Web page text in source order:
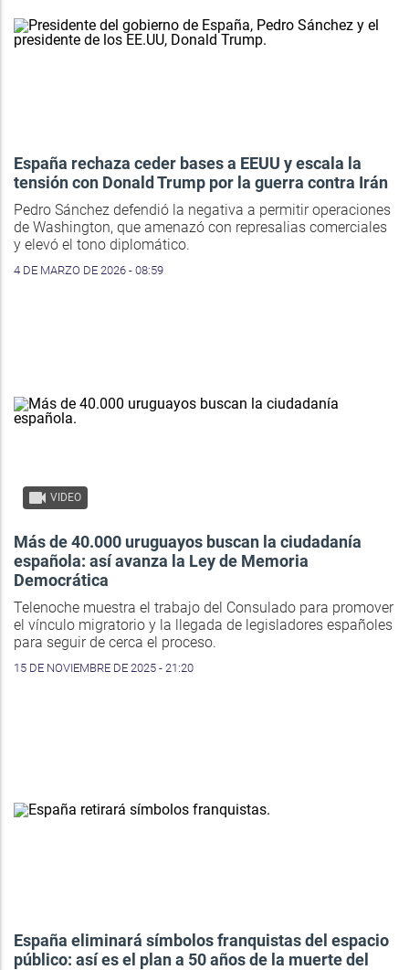
España rechaza ceder bases a EEUU y escala la
tensión con Donald Trump por la guerra contra Irán
Pedro Sánchez defendió la negativa a permitir operaciones
de Washington, que amenazó con represalias comerciales
y elevó el tono diplomático.
4 DE MARZO DE 2026 - 08:59
VIDEO
Más de 40.000 uruguayos buscan la ciudadanía
española: así avanza la Ley de Memoria
Democrática
Telenoche muestra el trabajo del Consulado para promover
el vínculo migratorio y la llegada de legisladores españoles
para seguir de cerca el proceso.
15 DE NOVIEMBRE DE 2025 - 21:20
España eliminará símbolos franquistas del espacio
público: así es el plan a 50 años de la muerte del